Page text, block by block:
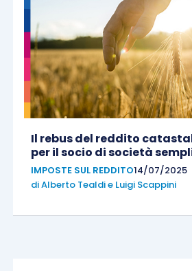
Il rebus del reddito
per il socio di società
IMPOSTE SUL REDDITO14/07/2025
diAlberto Tealdie Luigi Scappini